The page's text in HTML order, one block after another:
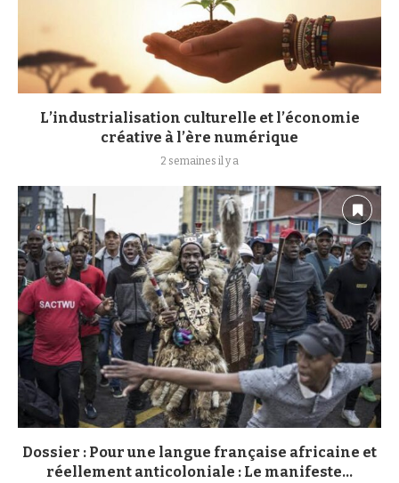
L’industrialisation culturelle et l’économie
créative à l’ère numérique
2 semaines il y a
Dossier : Pour une langue française africaine et
réellement anticoloniale : Le manifeste...